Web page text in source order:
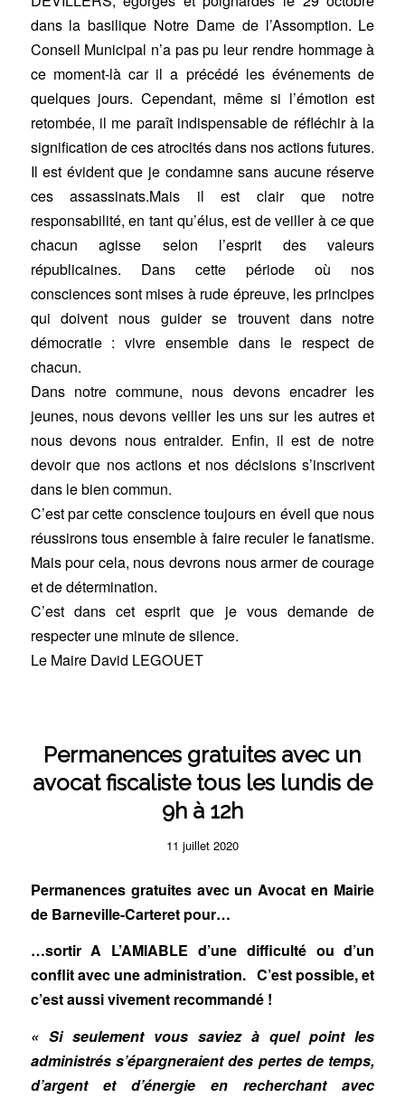
dans la basilique Notre Dame de l’Assomption. Le
Conseil Municipal n’a pas pu leur rendre hommage à
ce moment-là car il a précédé les événements de
quelques jours. Cependant, même si l’émotion est
retombée, il me paraît indispensable de réfléchir à la
signification de ces atrocités dans nos actions futures.
Il est évident que je condamne sans aucune réserve
ces assassinats.Mais il est clair que notre
responsabilité, en tant qu’élus, est de veiller à ce que
chacun agisse selon l’esprit des valeurs
républicaines. Dans cette période où nos
consciences sont mises à rude épreuve, les principes
qui doivent nous guider se trouvent dans notre
démocratie : vivre ensemble dans le respect de
chacun.
Dans notre commune, nous devons encadrer les
jeunes, nous devons veiller les uns sur les autres et
nous devons nous entraider. Enfin, il est de notre
devoir que nos actions et nos décisions s’inscrivent
dans le bien commun.
C’est par cette conscience toujours en éveil que nous
réussirons tous ensemble à faire reculer le fanatisme.
Mais pour cela, nous devrons nous armer de courage
et de détermination.
C’est dans cet esprit que je vous demande de
respecter une minute de silence.
Le Maire David LEGOUET
Permanences gratuites avec un
avocat fiscaliste tous les lundis de
9h à 12h
11 juillet 2020
Permanences gratuites avec un Avocat en Mairie
de Barneville-Carteret pour…
…sortir A L’AMIABLE d’une difficulté ou d’un
conflit avec une administration. C’est possible, et
c’est aussi vivement recommandé !
« Si seulement vous saviez à quel point les
administrés s’épargneraient des pertes de temps,
d’argent et d’énergie en recherchant avec